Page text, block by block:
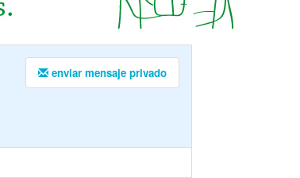
enviar mensaje privado